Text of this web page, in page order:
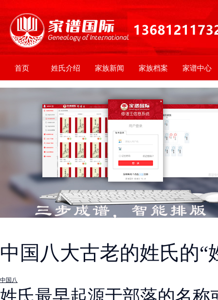
首页 姓氏介绍 家族新闻 家族档案 家谱中心
中国八大古老的姓氏的“
中国八
姓氏最早起源于部落的名